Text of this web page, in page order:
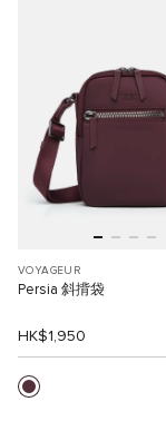
VOYAGEUR
Persia 斜揹袋
HK$1,950